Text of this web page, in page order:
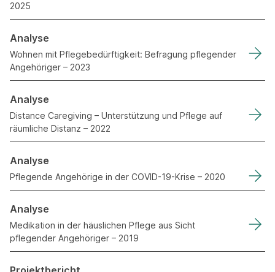
2025
Analyse
Wohnen mit Pflegebedürftigkeit: Befragung pflegender
Angehöriger – 2023
Analyse
Distance Caregiving – Unterstützung und Pflege auf
räumliche Distanz – 2022
Analyse
Pflegende Angehörige in der COVID-19-Krise – 2020
Analyse
Medikation in der häuslichen Pflege aus Sicht
pflegender Angehöriger – 2019